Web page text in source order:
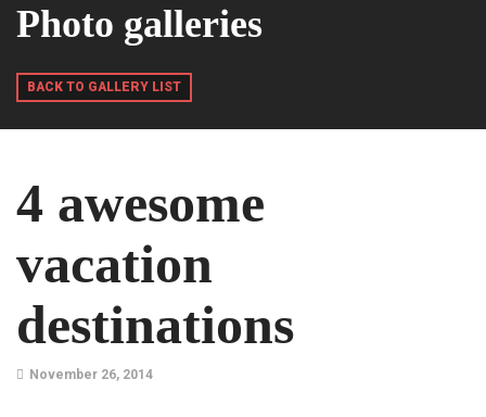
Photo galleries
BACK TO GALLERY LIST
4 awesome
vacation
destinations
November 26, 2014